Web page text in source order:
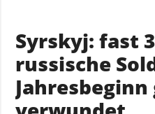
Syrskyj: fast
russische